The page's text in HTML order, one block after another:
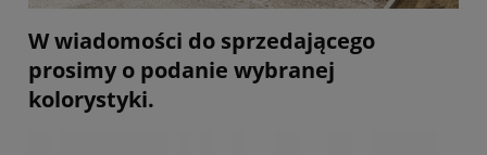
W wiadomości do sprzedającego
prosimy o podanie wybranej
kolorystyki.